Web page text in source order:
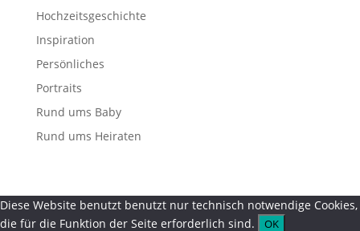
Hochzeitsgeschichte
Inspiration
Persönliches
Portraits
Rund ums Baby
Rund ums Heiraten
Diese Website benutzt benutzt nur technisch notwendige Cookies,
die für die Funktion der Seite erforderlich sind.
OK